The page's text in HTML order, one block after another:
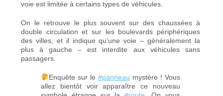
voie est limitée à certains types de véhicules.
On le retrouve le plus souvent sur des chaussées à
double circulation et sur les boulevards périphériques
des villes , et il indique qu’une voie – généralement la
plus à gauche – est interdite aux véhicules sans
passagers.
Enquête sur le #panneau mystère ! Vous
allez bientôt voir apparaître ce nouveau